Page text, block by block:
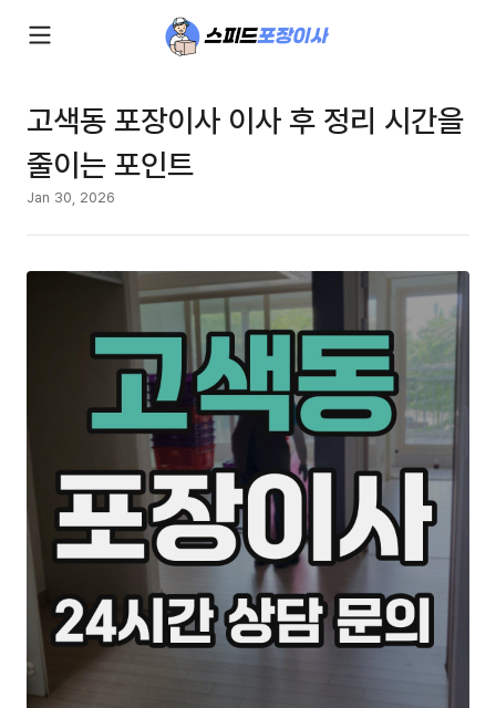
고색동 포장이사 이사 후 정리 시간을
줄이는 포인트
Jan 30, 2026